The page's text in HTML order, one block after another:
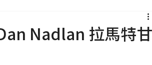
Nadlan 拉馬特